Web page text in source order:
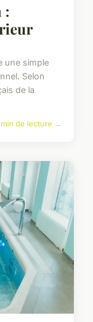
:
une simple
Selon
de la
de lecture →